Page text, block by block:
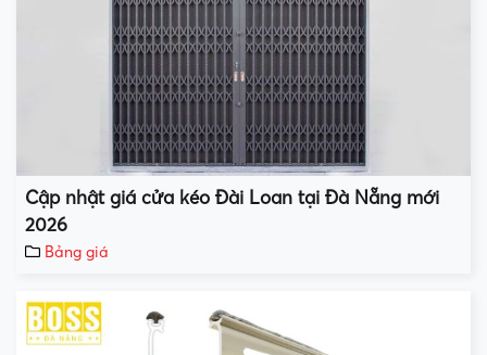
Cập nhật giá cửa kéo Đài Loan tại Đà Nẵng mới
2026
Bảng giá